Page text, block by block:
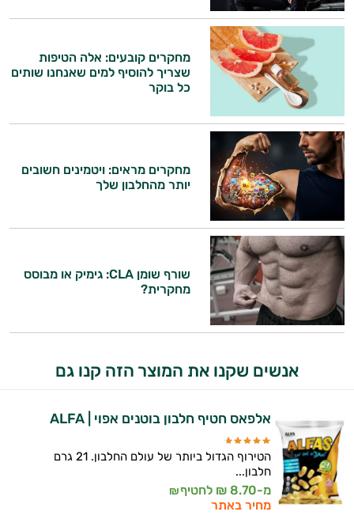
מחקרים קובעים: אלה הטיפות
שצריך להוסיף למים שאנחנו שותים
כל בוקר
מחקרים מראים: ויטמינים חשובים
יותר מהחלבון שלך
שורף שומן CLA: גימיק או מבוסס
מחקרית?
אנשים שקנו את המוצר הזה קנו גם
אלפאס חטיף חלבון בוטנים אפוי | ALFA
הטירוף הגדול ביותר של עולם החלבון. 21 גרם
חלבון...
מ-8.70 ₪ לחטיף ₪
מחיר באתר
היי,
אני יועץ הבריאות האישי AI של טבע בריא.
התשובות שלי מבוססות על מאגרי מידע קליניים
וספרות מקצועית בתחומי הרפואה הטבעית
ותזונת הספורט.
אני כאן כדי לעזור לך להתאים את תוספי
ולמצב הגופני שלך, ולהסביר לך אילו רכיבים
עובדים יחד כדי למקסם תוצאות גם בחיי היום
המטרה שלי היא להתאים עבורך המלצות
אישיות מבוססות מדעית.
זה הזמן להתחיל. איך אוכל לעזור?